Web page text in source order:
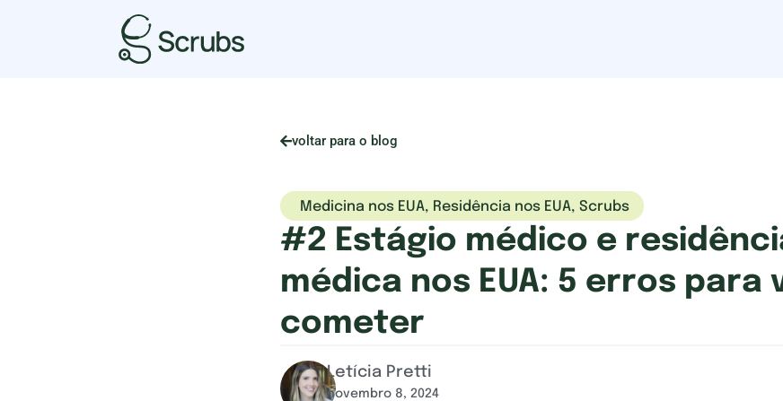
voltar para o blog
Medicina nos EUA, Residência nos EUA, Scrubs
#2 Estágio médico e
médica nos EUA: 5 erros para
cometer
Letícia Pretti
novembro 8, 2024